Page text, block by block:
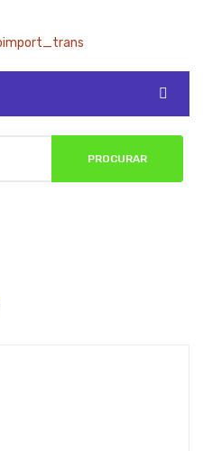
PROCURAR